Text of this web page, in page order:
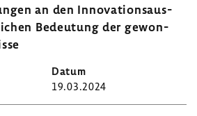
an den Inno­va­ti­ons­aus­
Bedeu­tung der gewon­
19.03.2024